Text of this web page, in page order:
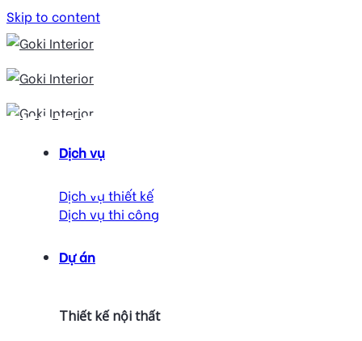
Skip to content
Dịch vụ
Dịch vụ thiết kế
Dịch vụ thi công
Dự án
Thiết kế nội thất
trang trí gầm cầu
thang